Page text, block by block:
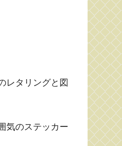
レタリングと図
気のステッカー